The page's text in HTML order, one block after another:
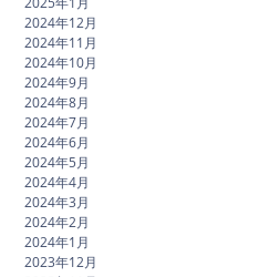
2024年12月
2024年11月
2024年10月
2024年9月
2024年8月
2024年7月
2024年6月
2024年5月
2024年4月
2024年3月
2024年2月
2024年1月
2023年12月